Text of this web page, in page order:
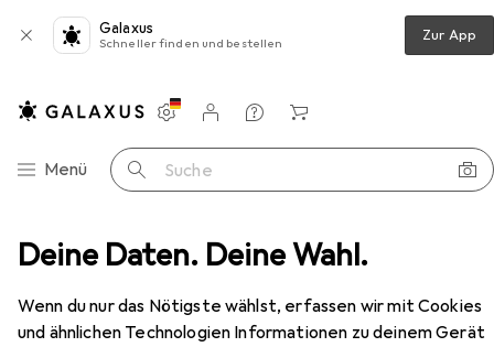
Deine Daten. Deine Wahl.
Wenn du nur das Nötigste wählst, erfassen wir mit Cookies
und ähnlichen Technologien Informationen zu deinem Gerät
Galaxus
Schneller finden und bestellen Zur App
Navigation nach Kategorien
Menü Suche
Einstellungen
Kundenkonto
Vergleichslisten
Merklisten
Warenkorb
Leine Beeztees BZ BALACRON LEINE AX BRN 100X2
BeezteesBZ BALACRON LEINE AX
BRN 100X2